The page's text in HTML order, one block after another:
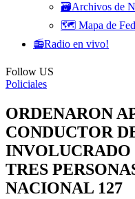
🗃️Archivos de
🗺️ Mapa de
📻Radio en vivo!
Follow US
Policiales
ORDENARON
CONDUCTOR
INVOLUCRADO
TRES
NACIONAL 127